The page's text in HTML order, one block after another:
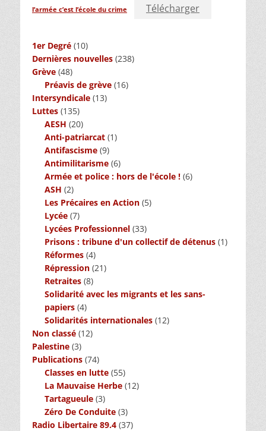
l’armée c’est l’école du crime Télécharger
1er Degré (10)
Dernières nouvelles (238)
Grève (48)
Préavis de grève (16)
Intersyndicale (13)
Luttes (135)
AESH (20)
Anti-patriarcat (1)
Antifascisme (9)
Antimilitarisme (6)
Armée et police : hors de l'école ! (6)
ASH (2)
Les Précaires en Action (5)
Lycée (7)
Lycées Professionnel (33)
Prisons : tribune d'un collectif de détenus (1)
Réformes (4)
Répression (21)
Retraites (8)
Solidarité avec les migrants et les sans-
papiers (4)
Solidarités internationales (12)
Non classé (12)
Palestine (3)
Publications (74)
Classes en lutte (55)
La Mauvaise Herbe (12)
Tartagueule (3)
Zéro De Conduite (3)
Radio Libertaire 89.4 (37)